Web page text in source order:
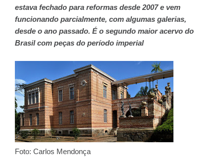
estava fechado para reformas desde 2007 e vem
funcionando parcialmente, com algumas galerias,
desde o ano passado. É o segundo maior acervo do
Brasil com peças do período imperial
Foto: Carlos Mendonça